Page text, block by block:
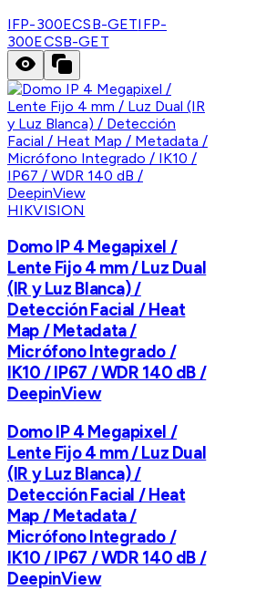
IFP-300ECSB-GETIFP-
300ECSB-GET
HIKVISION
Domo IP 4 Megapixel /
Lente Fijo 4 mm / Luz Dual
(IR y Luz Blanca) /
Detección Facial / Heat
Map / Metadata /
Micrófono Integrado /
IK10 / IP67 / WDR 140 dB /
DeepinView
Domo IP 4 Megapixel /
Lente Fijo 4 mm / Luz Dual
(IR y Luz Blanca) /
Detección Facial / Heat
Map / Metadata /
Micrófono Integrado /
IK10 / IP67 / WDR 140 dB /
DeepinView